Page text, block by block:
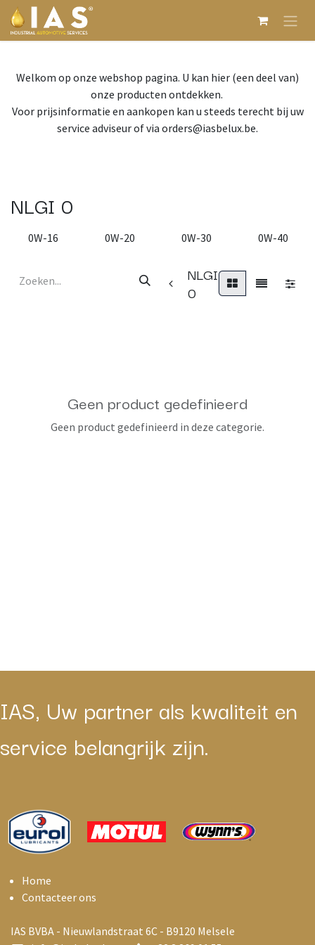
Overslaan naar inhoud
Welkom op onze webshop pagina. U kan hier (een deel van)
onze producten ontdekken.
Voor prijsinformatie en aankopen kan u steeds terecht bij uw
service adviseur of via orders@iasbelux.be.
NLGI 0
0W-16 0W-20 0W-30 0W-40
NLGI
0
Geen product gedefinieerd
Geen product gedefinieerd in deze categorie.
IAS, Uw partner als kwaliteit en
service belangrijk zijn.
Home
Contacteer ons
IAS BVBA - Nieuwlandstraat 6C - B9120 Melsele